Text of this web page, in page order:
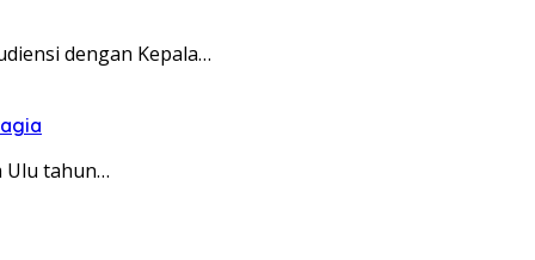
dengan Kepala…
Ulu tahun…